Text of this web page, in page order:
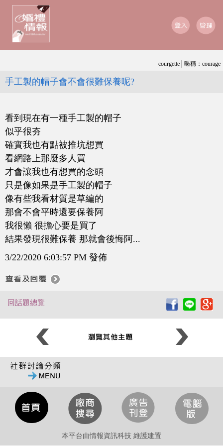
courgette│暱稱：courage
手工製的帽子會不會很難保養呢?
看到現在有一種手工製的帽子
似乎很夯
確實我也有點被推坑想買
看網路上那麼多人買
才會讓我也有想買的念頭
只是像如果是手工製的帽子
像有些我看材質是草編的
那會不會平時還要保養阿
我很懶 很擔心要是買了
結果發現很難保養 那就會後悔阿...
3/22/2020 6:03:57 PM 發佈
回話題總覽
本平台由情報資訊科技 維護建置